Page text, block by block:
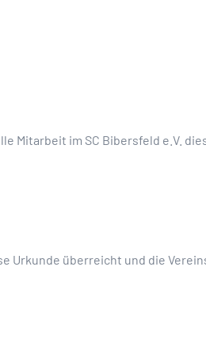
Mitarbeit im SC Bibersfeld e.V.
Urkunde überreicht und die